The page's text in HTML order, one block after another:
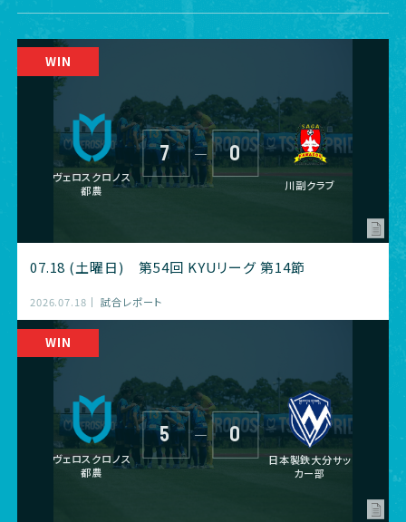
ヴェロスクロノス
都農
7 ― 0
川副クラブ
07.18 (土曜日) 第54回 KYUリーグ 第14節
2026.07.18 試合レポート
ヴェロスクロノス
都農
5 ― 0
日本製鉄大分サッ
カー部